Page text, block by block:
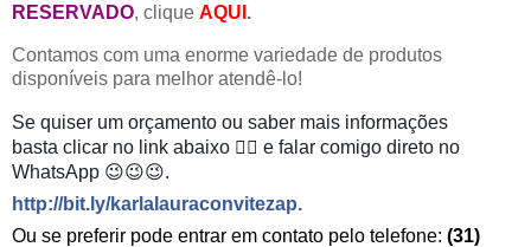
RESERVADO, clique AQUI .
Contamos com uma enorme variedade de produtos
disponíveis para melhor atendê-lo!
Se quiser um orçamento ou saber mais informações
basta clicar no link abaixo 👇🏻 e falar comigo direto no
WhatsApp 😉😉😉.
http://bit.ly/karlalauraconvitezap.
Ou se preferir pode entrar em contato pelo telefone: (31)